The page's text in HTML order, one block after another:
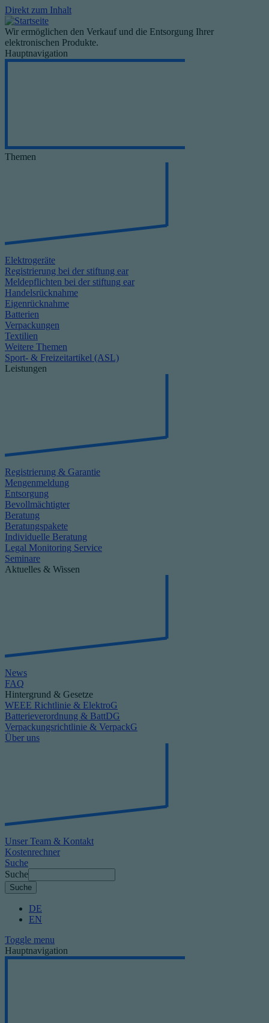
Direkt zum Inhalt
Wir ermöglichen den Verkauf und die Entsorgung Ihrer
elektronischen Produkte.
Hauptnavigation
Themen
Elektrogeräte
Registrierung bei der stiftung ear
Meldepflichten bei der stiftung ear
Handelsrücknahme
Eigenrücknahme
Batterien
Verpackungen
Textilien
Weitere Themen
Sport- & Freizeitartikel (ASL)
Leistungen
Registrierung & Garantie
Mengenmeldung
Entsorgung
Bevollmächtigter
Beratung
Beratungspakete
Individuelle Beratung
Legal Monitoring Service
Seminare
Aktuelles & Wissen
News
FAQ
Hintergrund & Gesetze
WEEE Richtlinie & ElektroG
Batterieverordnung & BattDG
Verpackungsrichtlinie & VerpackG
Über uns
Unser Team & Kontakt
Kostenrechner
Suche
Suche
DE
EN
Toggle menu
Hauptnavigation